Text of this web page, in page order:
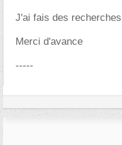
J'ai fais des
Merci d'avance
-----